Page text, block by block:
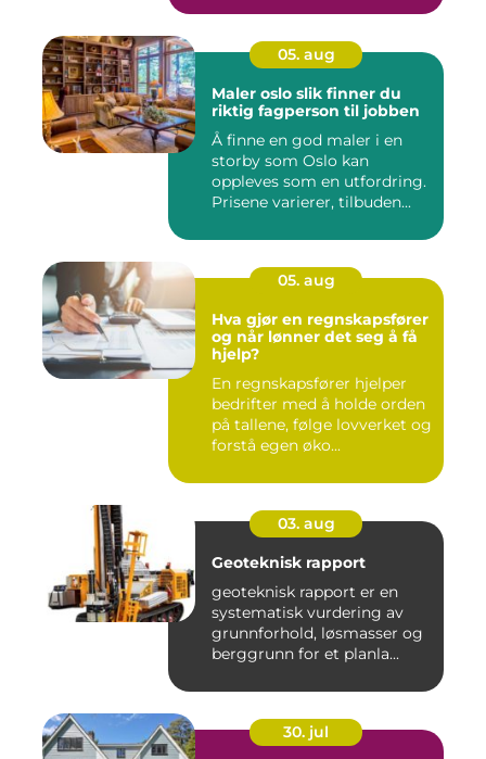
05. aug
Maler oslo slik finner du
riktig fagperson til jobben
Å finne en god maler i en
storby som Oslo kan
oppleves som en utfordring.
Prisene varierer, tilbuden...
05. aug
Hva gjør en regnskapsfører
og når lønner det seg å få
hjelp?
En regnskapsfører hjelper
bedrifter med å holde orden
på tallene, følge lovverket og
forstå egen øko...
03. aug
Geoteknisk rapport
geoteknisk rapport er en
systematisk vurdering av
grunnforhold, løsmasser og
berggrunn for et planla...
30. jul